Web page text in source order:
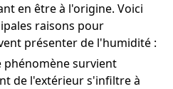
en être à l'origine. Voici
raisons pour
présenter de l'humidité :
phénomène survient
de l'extérieur s'infiltre à